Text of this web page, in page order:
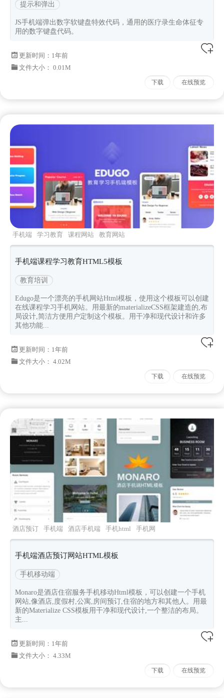
提示和弹出
JS手机端弹出数字软键盘特效代码，通用的医疗录生命体征专
用的数字键盘代码。
更新时间： 1年前
文件大小： 0.01M
下载 在线预览
手机端 学习教育 课程网站
教育网站
materializecss
手机端课程学习教育HTML5模板
教育培训
Edugo是一个漂亮的手机网站Html模板，使用这个模板可以创建
在线课程学习手机网站。用最新的materializeCSS框架建造的,布
局设计,简洁方便用户定制这个模板。用干净和现代设计和许多
其他功能...
更新时间： 1年前
文件大小： 4.02M
下载 在线预览
酒店预订 手机端 酒店手机端 手机html
手机网
站
手机端酒店预订网站HTML模板
手机移动端
Monaro是酒店住宿服务手机移动Html模板，可以创建一个手机
网站,像酒店,度假村,公寓,房间预订,住宿的地方和其他人。用最
新的Materialize CSS模板用干净和现代设计,一个整洁的布局。
主...
更新时间： 1年前
文件大小： 4.33M
下载 在线预览